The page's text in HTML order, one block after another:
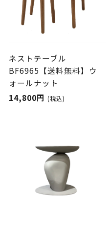
ネストテーブル
BF6965【送料無料】ウ
ォールナット
14,800円 (税込)